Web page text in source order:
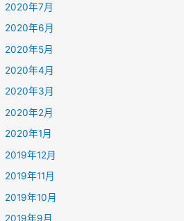
2020年7月
2020年6月
2020年5月
2020年4月
2020年3月
2020年2月
2020年1月
2019年12月
2019年11月
2019年10月
2019年9月